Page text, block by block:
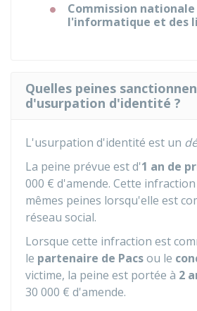
Commission nationale
l'informatique et des
Quelles peines
d'usurpation d'identité ?
L'usurpation d'identité est un
La peine prévue est d'1 an de
000 € d'amende. Cette
mêmes peines lorsqu'elle est
réseau social.
Lorsque cette infraction est
le partenaire de Pacsou le
victime, la peine est portée à 2
30 000 € d'amende.